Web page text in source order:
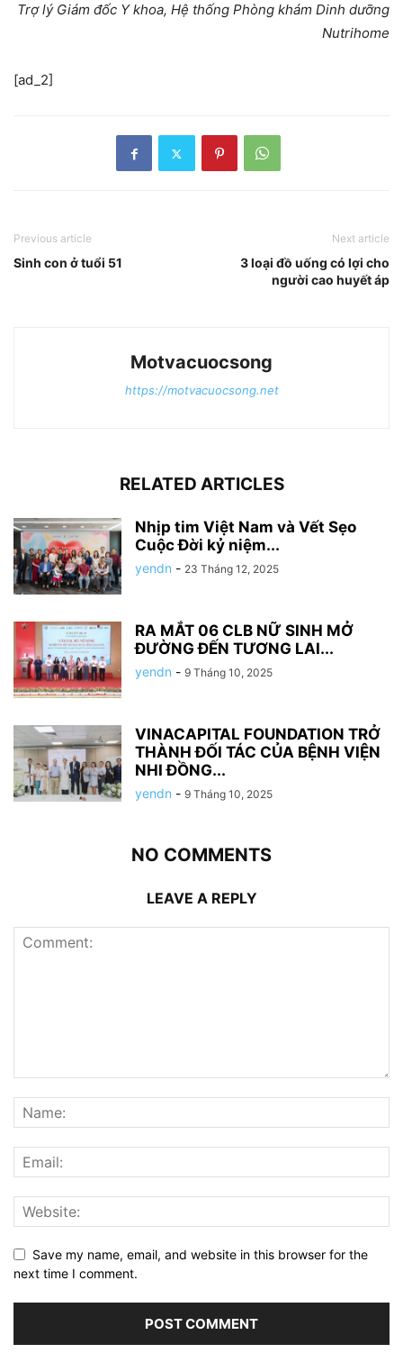
Trợ lý Giám đốc Y khoa, Hệ thống Phòng khám Dinh dưỡng
Nutrihome
[ad_2]
Previous article
Sinh con ở tuổi 51
Next article
3 loại đồ uống có lợi cho
người cao huyết áp
Motvacuocsong
https://motvacuocsong.net
RELATED ARTICLES
Nhịp tim Việt Nam và Vết Sẹo
Cuộc Đời kỷ niệm...
yendn - 23 Tháng 12, 2025
RA MẮT 06 CLB NỮ SINH MỞ
ĐƯỜNG ĐẾN TƯƠNG LAI...
yendn - 9 Tháng 10, 2025
VINACAPITAL FOUNDATION TRỞ
THÀNH ĐỐI TÁC CỦA BỆNH VIỆN
NHI ĐỒNG...
yendn - 9 Tháng 10, 2025
NO COMMENTS
LEAVE A REPLY
Save my name, email, and website in this browser for the
next time I comment.